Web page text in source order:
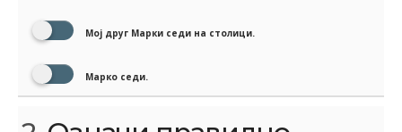
Мој друг Марки седи на столици.
Марко седи.